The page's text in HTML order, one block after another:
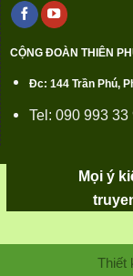
CỘNG ĐOÀN THIÊN
Đc: 144 Trần Phú,
Tel: 090 993 33
Mọi ý
Thiết